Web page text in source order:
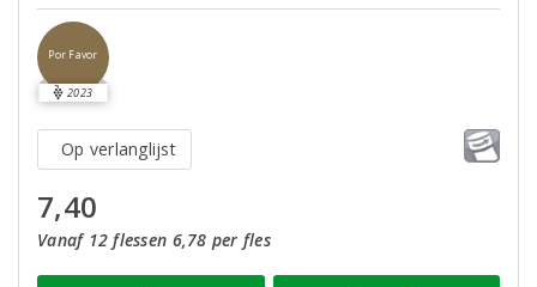
Por Favor
2023
Op verlanglijst
7,40
Vanaf 12 flessen 6,78 per fles